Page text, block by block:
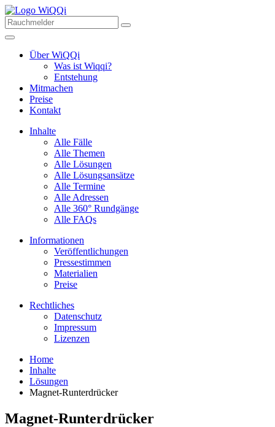
Über WiQQi
Was ist Wiqqi?
Entstehung
Mitmachen
Preise
Kontakt
Inhalte
Alle Fälle
Alle Themen
Alle Lösungen
Alle Lösungsansätze
Alle Termine
Alle Adressen
Alle 360° Rundgänge
Alle FAQs
Informationen
Veröffentlichungen
Pressestimmen
Materialien
Preise
Rechtliches
Datenschutz
Impressum
Lizenzen
Home
Inhalte
Lösungen
Magnet-Runterdrücker
Magnet-Runterdrücker